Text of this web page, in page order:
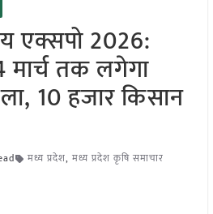
एक्सपो 2026:
मार्च तक लगेगा
10 हजार किसान
मध्य प्रदेश, मध्य प्रदेश कृषि समाचार